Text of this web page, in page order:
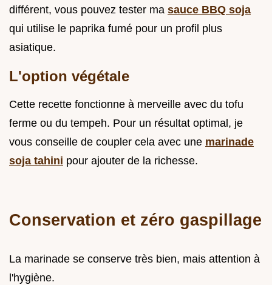
différent, vous pouvez tester ma sauce BBQ soja
qui utilise le paprika fumé pour un profil plus
asiatique.
L'option végétale
Cette recette fonctionne à merveille avec du tofu
ferme ou du tempeh. Pour un résultat optimal, je
vous conseille de coupler cela avec une marinade
soja tahini pour ajouter de la richesse.
Conservation et zéro gaspillage
La marinade se conserve très bien, mais attention à
l'hygiène.